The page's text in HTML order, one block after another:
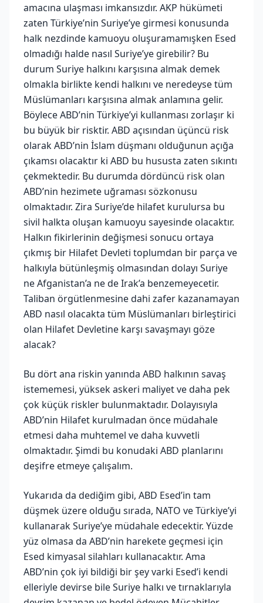
amacına ulaşması imkansızdır. AKP hükümeti
zaten Türkiye’nin Suriye’ye girmesi konusunda
halk nezdinde kamuoyu oluşuramamışken Esed
olmadığı halde nasıl Suriye’ye girebilir? Bu
durum Suriye halkını karşısına almak demek
olmakla birlikte kendi halkını ve neredeyse tüm
Müslümanları karşısına almak anlamına gelir.
Böylece ABD’nin Türkiye’yi kullanması zorlaşır ki
bu büyük bir risktir. ABD açısından üçüncü risk
olarak ABD’nin İslam düşmanı olduğunun açığa
çıkamsı olacaktır ki ABD bu hususta zaten sıkıntı
çekmektedir. Bu durumda dördüncü risk olan
ABD’nin hezimete uğraması sözkonusu
olmaktadır. Zira Suriye’de hilafet kurulursa bu
sivil halkta oluşan kamuoyu sayesinde olacaktır.
Halkın fikirlerinin değişmesi sonucu ortaya
çıkmış bir Hilafet Devleti toplumdan bir parça ve
halkıyla bütünleşmiş olmasından dolayı Suriye
ne Afganistan’a ne de Irak’a benzemeyecetir.
Taliban örgütlenmesine dahi zafer kazanamayan
ABD nasıl olacakta tüm Müslümanları birleştirici
olan Hilafet Devletine karşı savaşmayı göze
alacak?
Bu dört ana riskin yanında ABD halkının savaş
istememesi, yüksek askeri maliyet ve daha pek
çok küçük riskler bulunmaktadır. Dolayısıyla
ABD’nin Hilafet kurulmadan önce müdahale
etmesi daha muhtemel ve daha kuvvetli
olmaktadır. Şimdi bu konudaki ABD planlarını
deşifre etmeye çalışalım.
Yukarıda da dediğim gibi, ABD Esed’in tam
düşmek üzere olduğu sırada, NATO ve Türkiye’yi
kullanarak Suriye’ye müdahale edecektir. Yüzde
yüz olmasa da ABD’nin harekete geçmesi için
Esed kimyasal silahları kullanacaktır. Ama
ABD’nin çok iyi bildiği bir şey varki Esed’i kendi
elleriyle devirse bile Suriye halkı ve tırnaklarıyla